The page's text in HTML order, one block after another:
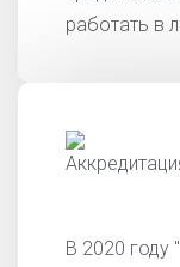
работать в
В 2020 году